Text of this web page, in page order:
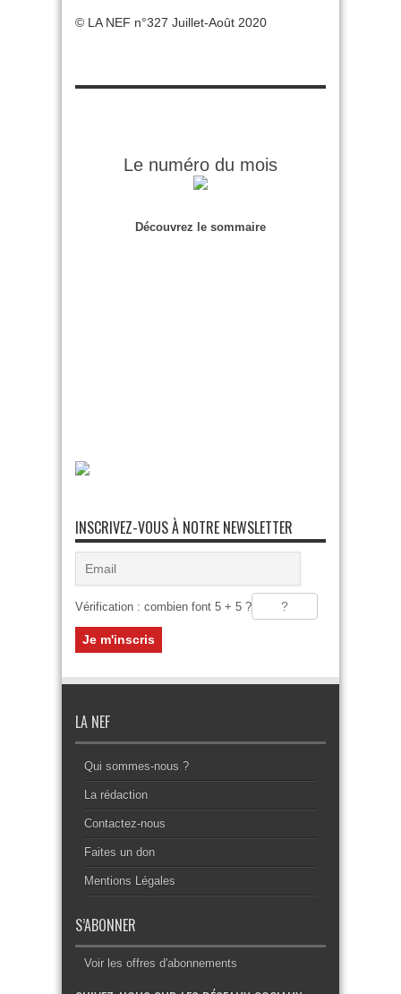
© LA NEF n°327 Juillet-Août 2020
Le numéro du mois
Découvrez le sommaire
INSCRIVEZ-VOUS À NOTRE NEWSLETTER
Vérification : combien font 5 + 5 ?
LA NEF
Qui sommes-nous ?
La rédaction
Contactez-nous
Faites un don
Mentions Légales
S’ABONNER
Voir les offres d'abonnements